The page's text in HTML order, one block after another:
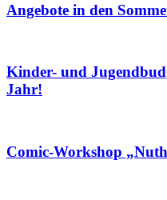
Angebote in den
Kinder- und
Jahr!
Comic-Workshop